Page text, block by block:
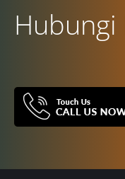
Hubungi